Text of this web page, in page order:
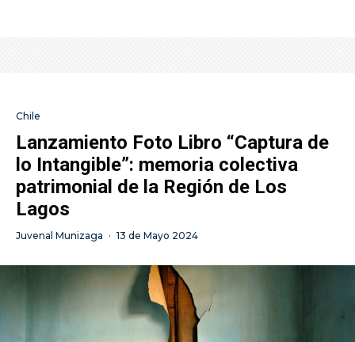
Chile
Lanzamiento Foto Libro “Captura de
lo Intangible”: memoria colectiva
patrimonial de la Región de Los
Lagos
Juvenal Munizaga · 13 de Mayo 2024